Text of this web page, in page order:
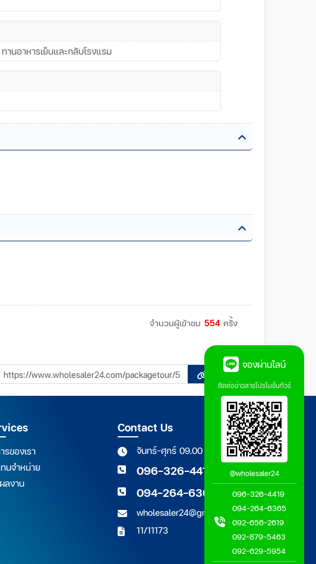
นอาหารเย็นและกลับโรงแรม
จำนวนผู้เข้าชม 554 ครั้ง
Copy
รของเรา
นจำหน่าย
ลงาน
Contact Us
จันทร์-ศุกร์ 09.00 - 18.00 น.
096-326-4419
094-264-6365
wholesaler24@gmail.com
11/11173
จองผ่านไลน์
ติดต่อข่าวสารโปรโมชั่นทัวร์
@wholesaler24
096-326-4419
094-264-6365
092-656-2619
092-879-5463
092-629-5954